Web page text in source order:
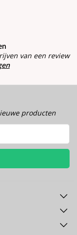
van een review
producten